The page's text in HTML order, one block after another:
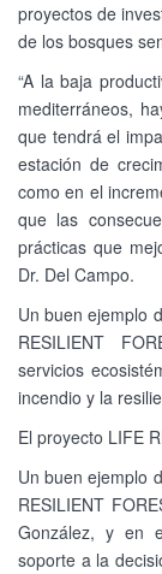
proyectos de
de los bosques
“A la baja
mediterráneos,
que tendrá el
estación de
como en el
que las
prácticas que
Dr. Del Campo.
Un buen ejemplo
RESILIENT
servicios
incendio y la
El proyecto LIFE
Un buen ejemplo
RESILIENT
González, y en
soporte a la